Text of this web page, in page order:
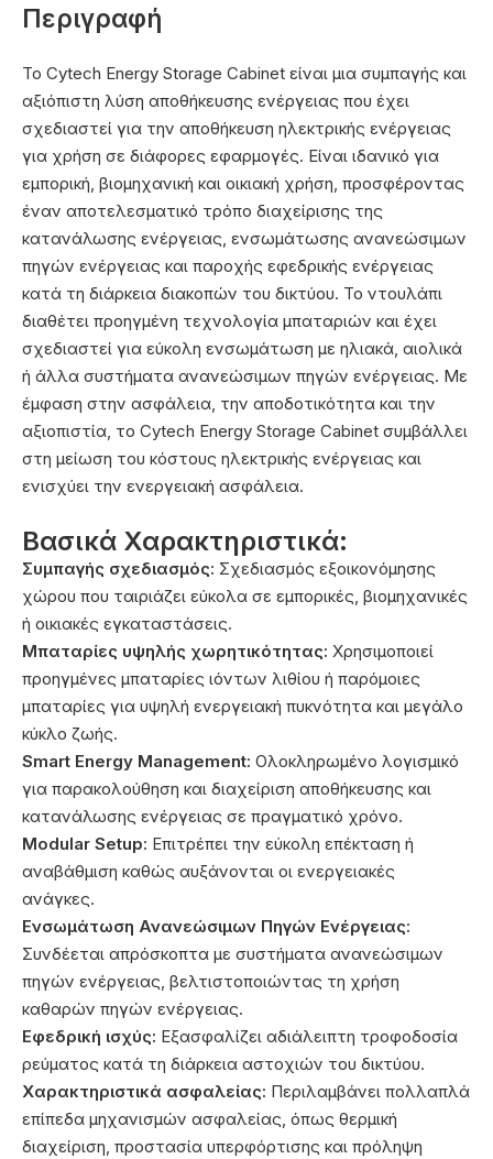
Περιγραφή
Το Cytech Energy Storage Cabinet είναι μια συμπαγής και
αξιόπιστη λύση αποθήκευσης ενέργειας που έχει
σχεδιαστεί για την αποθήκευση ηλεκτρικής ενέργειας
για χρήση σε διάφορες εφαρμογές. Είναι ιδανικό για
εμπορική, βιομηχανική και οικιακή χρήση, προσφέροντας
έναν αποτελεσματικό τρόπο διαχείρισης της
κατανάλωσης ενέργειας, ενσωμάτωσης ανανεώσιμων
πηγών ενέργειας και παροχής εφεδρικής ενέργειας
κατά τη διάρκεια διακοπών του δικτύου. Το ντουλάπι
διαθέτει προηγμένη τεχνολογία μπαταριών και έχει
σχεδιαστεί για εύκολη ενσωμάτωση με ηλιακά, αιολικά
ή άλλα συστήματα ανανεώσιμων πηγών ενέργειας. Με
έμφαση στην ασφάλεια, την αποδοτικότητα και την
αξιοπιστία, το Cytech Energy Storage Cabinet συμβάλλει
στη μείωση του κόστους ηλεκτρικής ενέργειας και
ενισχύει την ενεργειακή ασφάλεια.
Βασικά Χαρακτηριστικά:
Συμπαγής σχεδιασμός: Σχεδιασμός εξοικονόμησης
χώρου που ταιριάζει εύκολα σε εμπορικές, βιομηχανικές
ή οικιακές εγκαταστάσεις.
Μπαταρίες υψηλής χωρητικότητας: Χρησιμοποιεί
προηγμένες μπαταρίες ιόντων λιθίου ή παρόμοιες
μπαταρίες για υψηλή ενεργειακή πυκνότητα και μεγάλο
κύκλο ζωής.
Smart Energy Management: Ολοκληρωμένο λογισμικό
για παρακολούθηση και διαχείριση αποθήκευσης και
κατανάλωσης ενέργειας σε πραγματικό χρόνο.
Modular Setup: Επιτρέπει την εύκολη επέκταση ή
αναβάθμιση καθώς αυξάνονται οι ενεργειακές
ανάγκες.
Ενσωμάτωση Ανανεώσιμων Πηγών Ενέργειας:
Συνδέεται απρόσκοπτα με συστήματα ανανεώσιμων
πηγών ενέργειας, βελτιστοποιώντας τη χρήση
καθαρών πηγών ενέργειας.
Εφεδρική ισχύς: Εξασφαλίζει αδιάλειπτη τροφοδοσία
ρεύματος κατά τη διάρκεια αστοχιών του δικτύου.
Χαρακτηριστικά ασφαλείας: Περιλαμβάνει πολλαπλά
επίπεδα μηχανισμών ασφαλείας, όπως θερμική
διαχείριση, προστασία υπερφόρτισης και πρόληψη